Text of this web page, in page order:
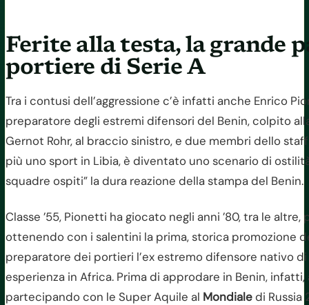
Ferite alla testa, la grande
portiere di Serie A
Tra i contusi dell’aggressione c’è infatti anche Enrico
preparatore degli estremi difensori del Benin, colpito
Gernot Rohr, al braccio sinistro, e due membri dello
più uno sport in Libia, è diventato uno scenario di
squadre ospiti” la dura reazione della stampa del Benin.
Classe ’55, Pionetti ha giocato negli anni ’80, tra le
ottenendo con i salentini la prima, storica promozione
preparatore dei portieri l’ex estremo difensore nativo di
esperienza in Africa. Prima di approdare in Benin,
partecipando con le Super Aquile al Mondialedi Russia